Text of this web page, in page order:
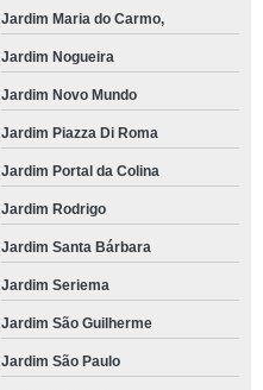
Jardim Maria do Carmo,
Jardim Nogueira
Jardim Novo Mundo
Jardim Piazza Di Roma
Jardim Portal da Colina
Jardim Rodrigo
Jardim Santa Bárbara
Jardim Seriema
Jardim São Guilherme
Jardim São Paulo